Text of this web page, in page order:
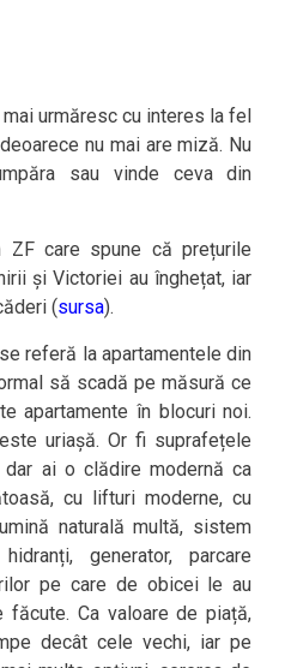
urmăresc cu interes la fel
nu mai are miză. Nu
sau vinde ceva din
care spune că prețurile
și Victoriei au înghețat, iar
(sursa).
referă la apartamentele din
să scadă pe măsură ce
apartamente în blocuri noi.
uriașă. Or fi suprafețele
ai o clădire modernă ca
cu lifturi moderne, cu
naturală multă, sistem
generator, parcare
pe care de obicei le au
făcute. Ca valoare de piață,
decât cele vechi, iar pe